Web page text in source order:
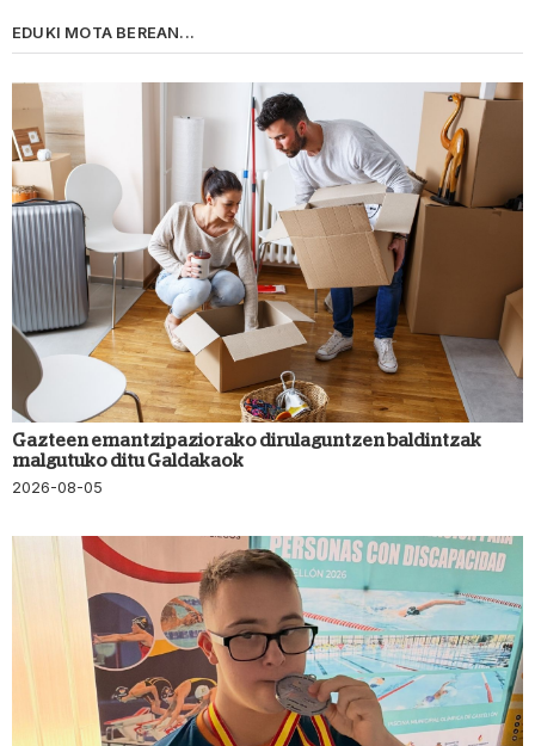
EDUKI MOTA BEREAN...
Gazteen emantzipaziorako dirulaguntzen baldintzak
malgutuko ditu Galdakaok
2026-08-05